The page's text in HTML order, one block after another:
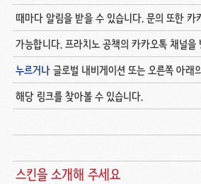
때마다 알림을 받을 수 있습니다. 문의 또한 카
가능합니다. 프라치노 공책의 카카오톡 채널을
누르거나글로벌 내비게이션 또는 오른쪽 아래
해당 링크를 찾아볼 수 있습니다.
스킨을 소개해 주세요